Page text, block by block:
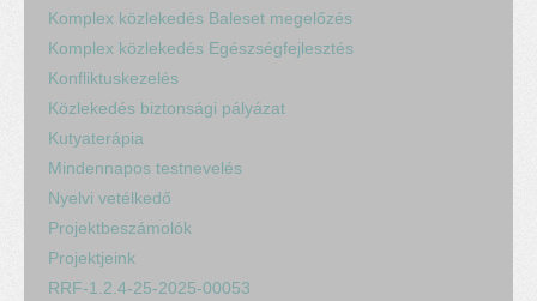
Komplex közlekedés Baleset megelőzés
Komplex közlekedés Egészségfejlesztés
Konfliktuskezelés
Közlekedés biztonsági pályázat
Kutyaterápia
Mindennapos testnevelés
Nyelvi vetélkedő
Projektbeszámolók
Projektjeink
RRF-1.2.4-25-2025-00053